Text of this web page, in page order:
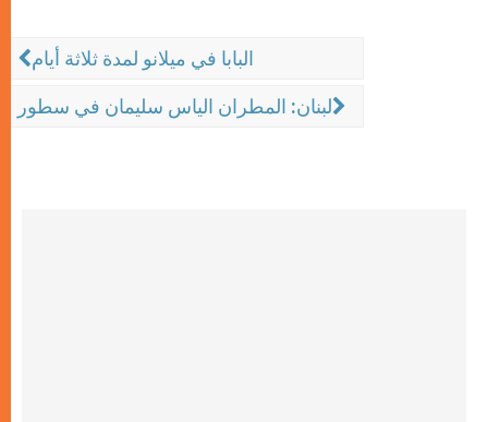
البابا في ميلانو لمدة ثلاثة أيام
لبنان: المطران الياس سليمان في سطور